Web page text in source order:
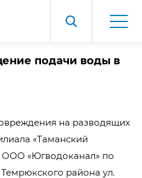
подачи воды в
на разводящих
«Таманский
ООО «Югводоканал» по
района ул.